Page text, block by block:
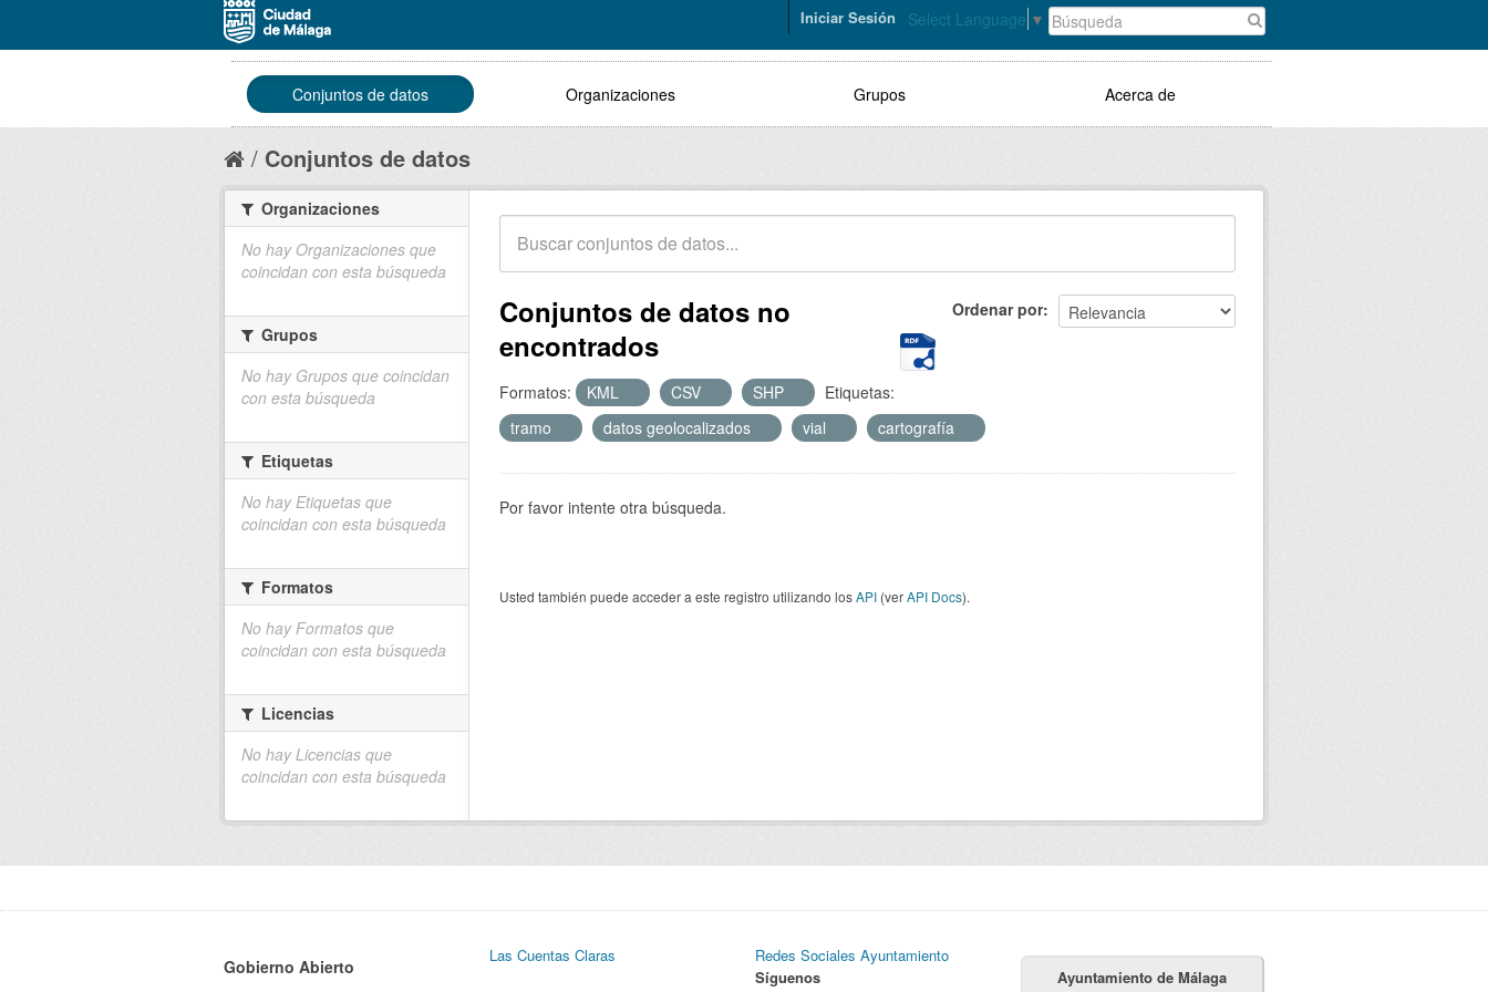
Select Language ▼
Iniciar Sesión
Conjuntos de datos Organizaciones Grupos Acerca de
Conjuntos de datos
Ordenar por
Conjuntos de datos no
encontrados
Formatos: KML CSV SHP
Etiquetas:
tramo
datos geolocalizados vial cartografía
Por favor intente otra búsqueda.
Usted también puede acceder a este registro utilizando losAPI (verAPI Docs).
Organizaciones
No hay Organizaciones que
coincidan con esta búsqueda
Grupos
No hay Grupos que coincidan
con esta búsqueda
Etiquetas
No hay Etiquetas que
coincidan con esta búsqueda
Formatos
No hay Formatos que
coincidan con esta búsqueda
Licencias
No hay Licencias que
coincidan con esta búsqueda
Gobierno Abierto
Las Cuentas Claras
Redes Sociales Ayuntamiento
Síguenos
Ayuntamiento de Málaga